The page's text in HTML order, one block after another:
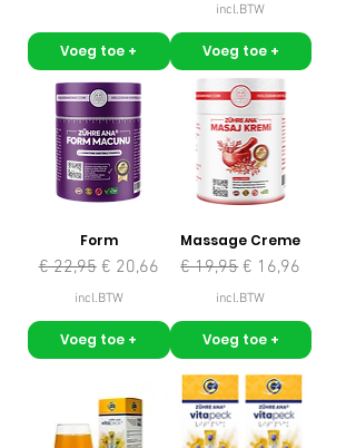
Voeg toe +
incl.BTW
Voeg toe +
Form
Normale prijs
€ 22,95 Verkoopprijs
€ 20,66
incl.BTW
Voeg toe +
Massage Creme
Normale prijs
€ 19,95 Verkoopprijs
€ 16,96
incl.BTW
Voeg toe +